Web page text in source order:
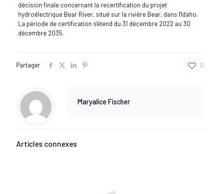
décision finale concernant la recertification du projet
hydroélectrique Bear River, situé sur la rivière Bear, dans l'Idaho.
La période de certification s'étend du 31 décembre 2022 au 30
décembre 2035.
Partager 0
Maryalice Fischer
Articles connexes